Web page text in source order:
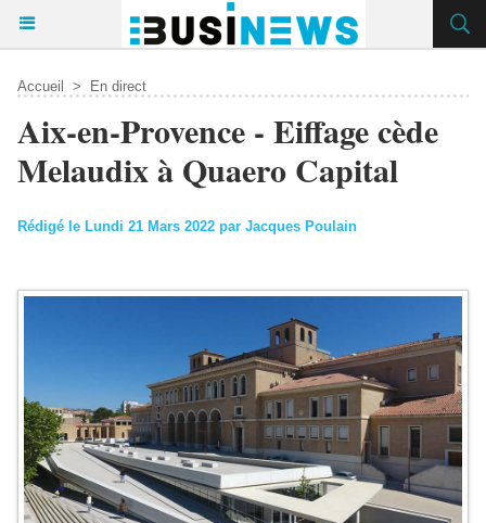
Accueil > En direct
Aix-en-Provence - Eiffage cède
Melaudix à Quaero Capital
Rédigé le Lundi 21 Mars 2022 par Jacques Poulain